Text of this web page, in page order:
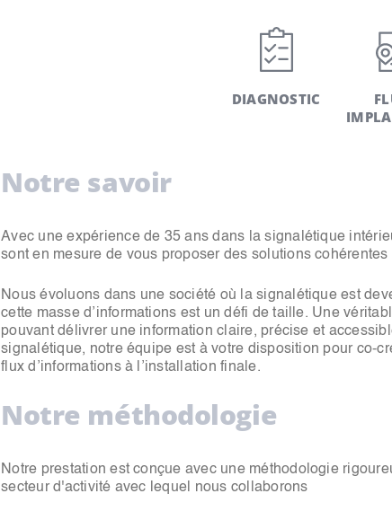
DIAGNOSTIC
Notre savoir
Avec une expérience de 35 ans dans la signalétique
sont en mesure de vous proposer des solutions
Nous évoluons dans une société où la signalétique est
cette masse d’informations est un défi de taille. Une
pouvant délivrer une information claire, précise et
signalétique, notre équipe est à votre disposition pour co-
flux d’informations à l’installation finale.
Notre méthodologie
Notre prestation est conçue avec une méthodologie
secteur d'activité avec lequel nous collaborons